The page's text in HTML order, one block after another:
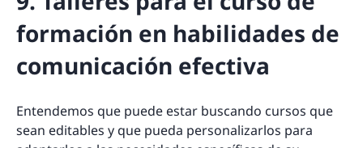
formación en habilidades de
comunicación efectiva
Entendemos que puede estar buscando cursos que
sean editables y que pueda personalizarlos para